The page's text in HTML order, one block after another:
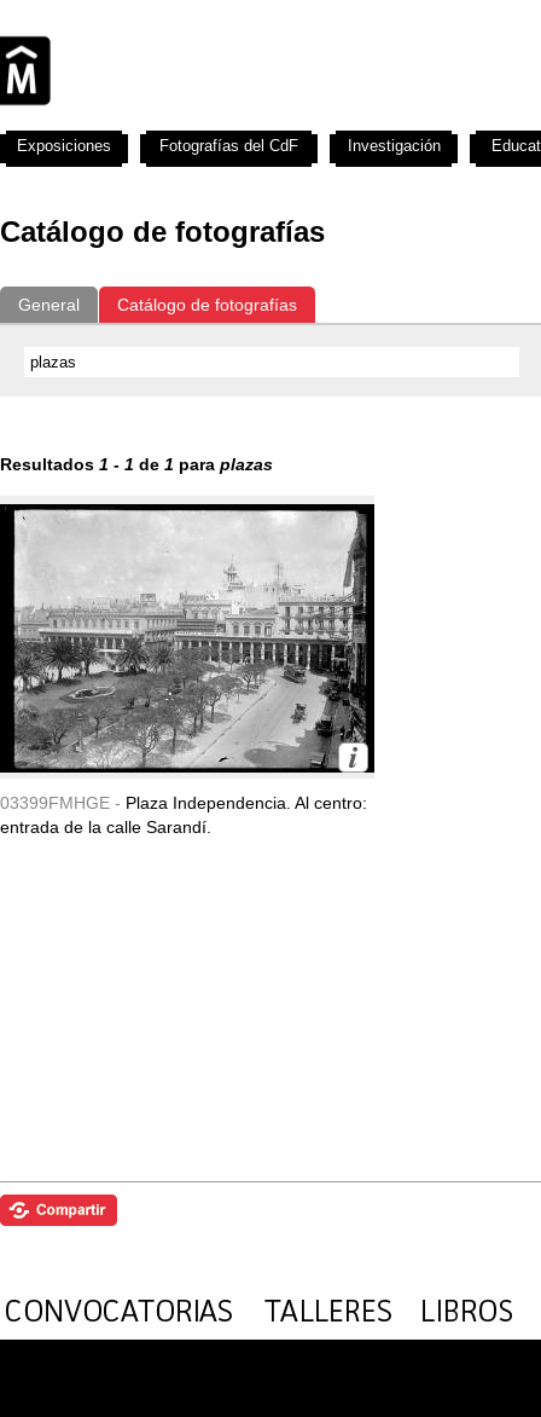
Catálogo de fotografías
General Catálogo de fotografías
Resultados 1 - 1 de 1 para plazas
03399FMHGE - Plaza Independencia. Al centro:
entrada de la calle Sarandí.
Exposiciones Fotografías del CdF Investigación